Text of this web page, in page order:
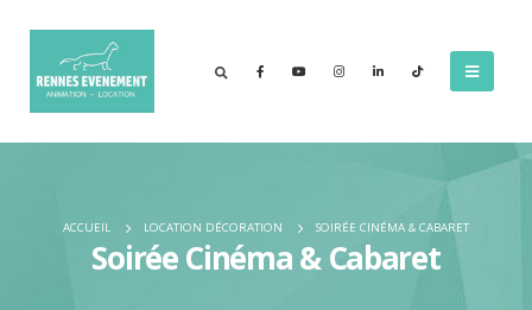
ACCUEIL LOCATION DÉCORATION SOIRÉE CINÉMA & CABARET
Soirée Cinéma & Cabaret